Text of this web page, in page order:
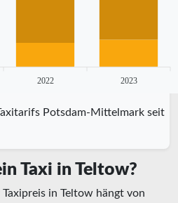
2022 2023
Potsdam-Mittelmark seit
Taxi in Teltow?
Taxipreis in Teltow hängt von